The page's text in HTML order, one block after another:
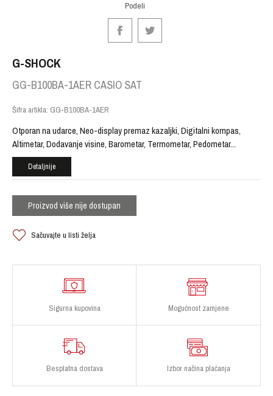
Podeli
G-SHOCK
GG-B100BA-1AER CASIO SAT
Šifra artikla: GG-B100BA-1AER
Otporan na udarce, Neo-display premaz kazaljki, Digitalni kompas,
Altimetar, Dodavanje visine, Barometar, Termometar, Pedometar...
Detaljnije
Proizvod više nije dostupan
Sačuvajte u listi želja
Sigurna kupovina Mogućnost zamjene
Besplatna dostava Izbor načina plaćanja